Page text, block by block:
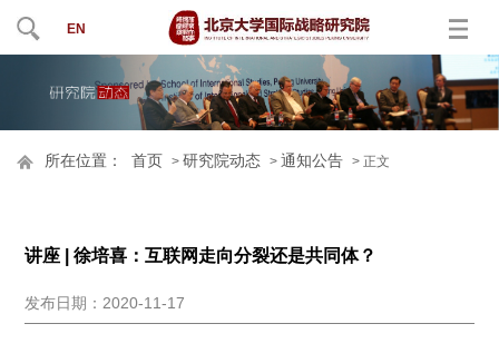
EN
所在位置： 首页 >研究院动态 >通知公告 > 正文
讲座 | 徐培喜：互联网走向分裂还是共同体？
发布日期：2020-11-17